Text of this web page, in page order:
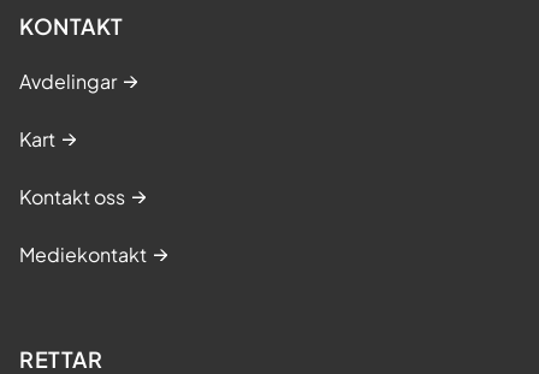
KONTAKT
Avdelingar
Kart
Kontakt oss
Mediekontakt
RETTAR